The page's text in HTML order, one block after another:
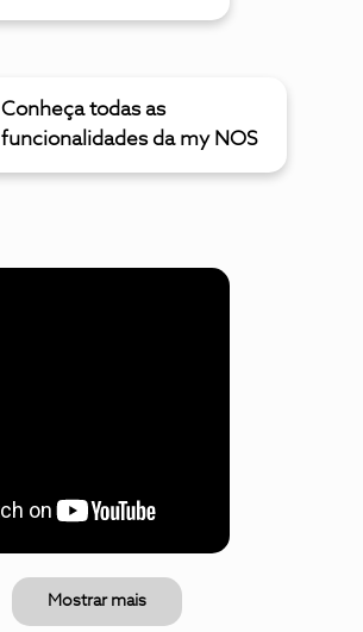
Conheça todas as
funcionalidades da my NOS
Mostrar mais